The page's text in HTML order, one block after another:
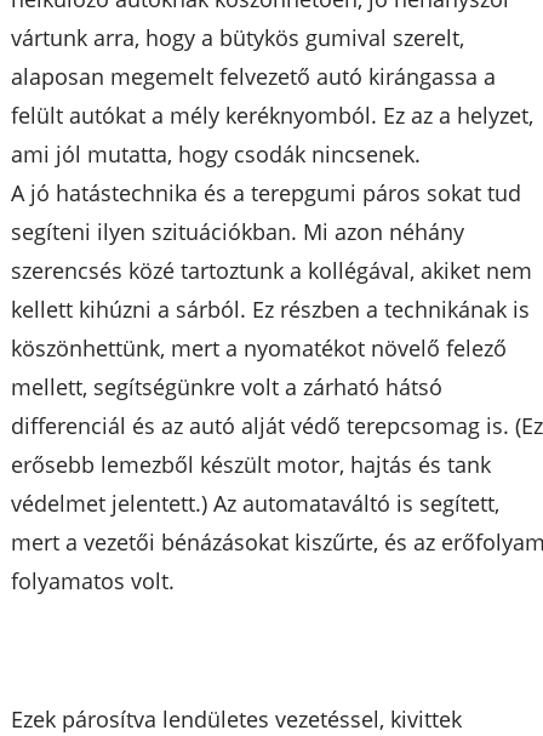
vártunk arra, hogy a bütykös gumival szerelt,
alaposan megemelt felvezető autó kirángassa a
felült autókat a mély keréknyomból. Ez az a helyzet,
ami jól mutatta, hogy csodák nincsenek.
A jó hatástechnika és a terepgumi páros sokat tud
segíteni ilyen szituációkban. Mi azon néhány
szerencsés közé tartoztunk a kollégával, akiket nem
kellett kihúzni a sárból. Ez részben a technikának is
köszönhettünk, mert a nyomatékot növelő felező
mellett, segítségünkre volt a zárható hátsó
differenciál és az autó alját védő terepcsomag is. (Ez
erősebb lemezből készült motor, hajtás és tank
védelmet jelentett.) Az automataváltó is segített,
mert a vezetői bénázásokat kiszűrte, és az
folyamatos volt.
Ezek párosítva lendületes vezetéssel, kivittek